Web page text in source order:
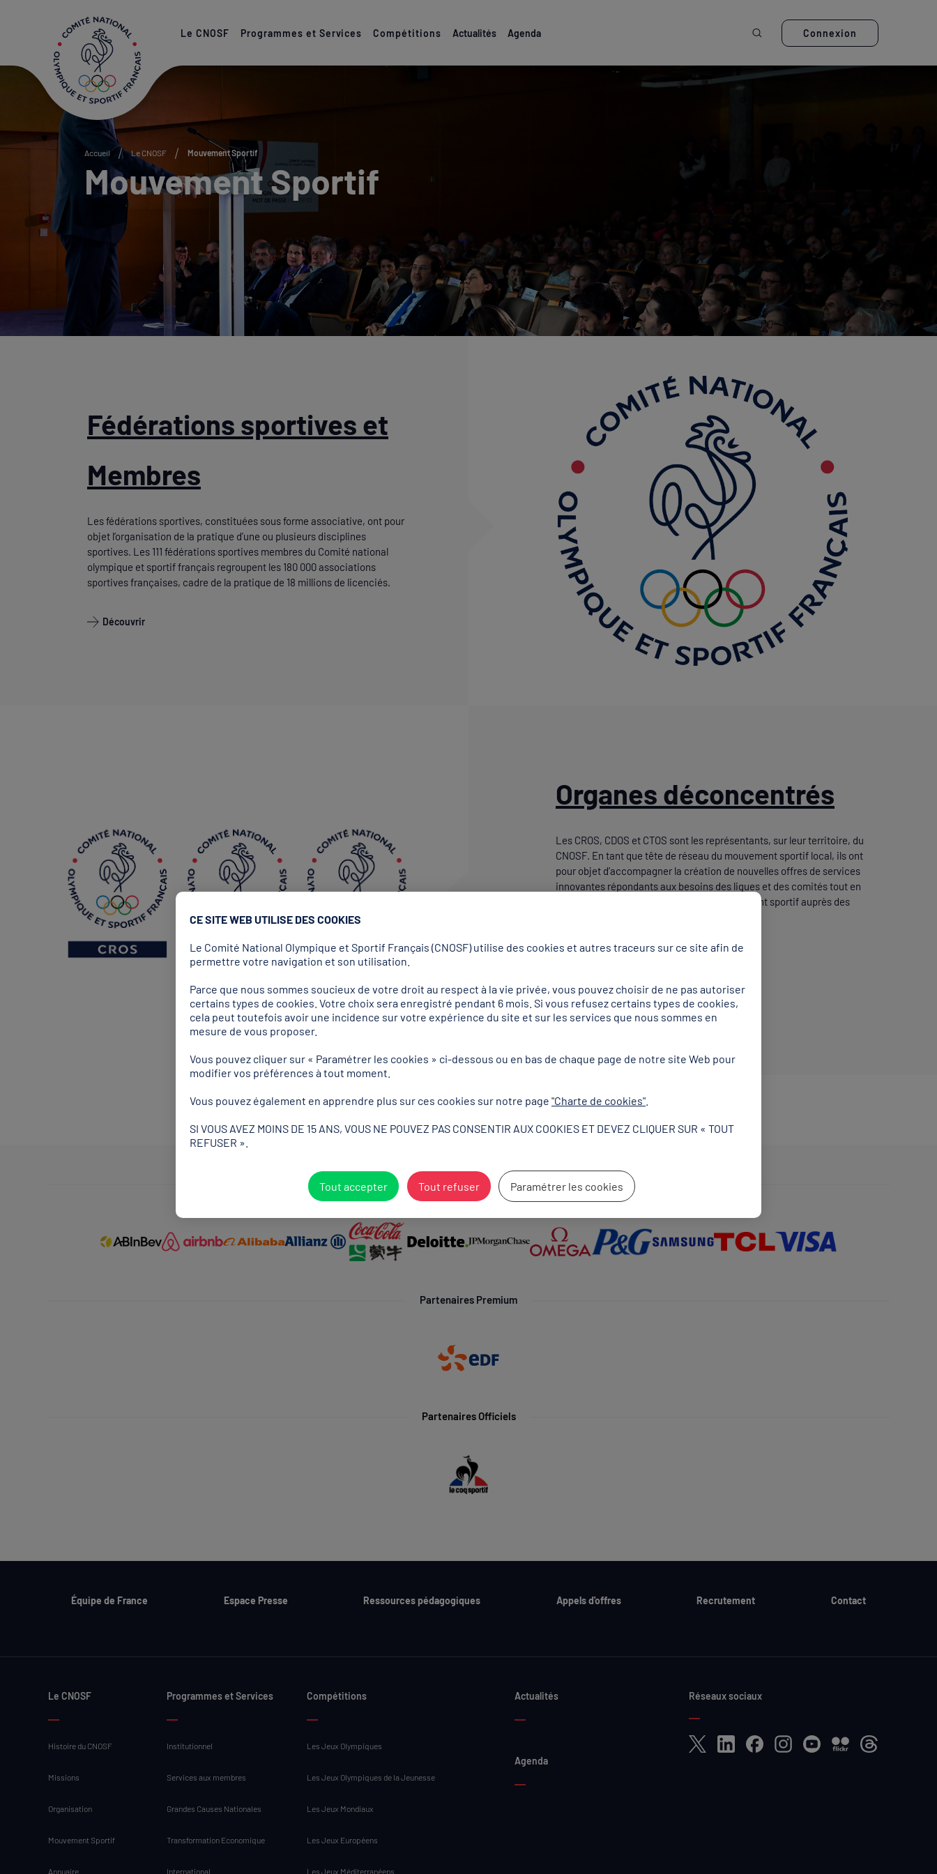
Le CNOSF Programmes et Services Compétitions Actualités Agenda Ouvrir la recherche
Connexion
Accueil Le CNOSF Mouvement Sportif
Mouvement Sportif
Fédérations sportives et
Membres
Les fédérations sportives, constituées sous forme associative, ont pour
objet l’organisation de la pratique d’une ou plusieurs disciplines
sportives. Les 111 fédérations sportives membres du Comité national
olympique et sportif français regroupent les 180 000 associations
sportives françaises, cadre de la pratique de 18 millions de licenciés.
Découvrir
Organes déconcentrés
Les CROS, CDOS et CTOS sont les représentants, sur leur territoire, du
CNOSF. En tant que tête de réseau du mouvement sportif local, ils ont
pour objet d’accompagner la création de nouvelles offres de services
innovantes répondants aux besoins des ligues et des comités tout en
renforçant le rôle et la crédibilité du mouvement sportif auprès des
Partenaires Mondiaux
Partenaires Premium
Partenaires Officiels
Équipe de France Espace Presse Ressources pédagogiques Appels d'offres Recrutement Contact
Le CNOSF
Histoire du CNOSF
Missions
Organisation
Mouvement Sportif
Annuaire
Programmes et Services
Institutionnel
Services aux membres
Grandes Causes Nationales
Transformation Economique
International
Compétitions
Les Jeux Olympiques
Les Jeux Olympiques de la Jeunesse
Les Jeux Mondiaux
Les Jeux Européens
Les Jeux Méditerranéens
Actualités
Agenda
Réseaux sociaux
X LinkedInFacebookInstagramYouTubeFlickr Threads
CE SITE WEB UTILISE DES COOKIES
Le Comité National Olympique et Sportif Français (CNOSF) utilise des cookies et autres traceurs sur ce site afin de
permettre votre navigation et son utilisation.
Parce que nous sommes soucieux de votre droit au respect à la vie privée, vous pouvez choisir de ne pas autoriser
certains types de cookies. Votre choix sera enregistré pendant 6 mois. Si vous refusez certains types de cookies,
cela peut toutefois avoir une incidence sur votre expérience du site et sur les services que nous sommes en
mesure de vous proposer.
Vous pouvez cliquer sur « Paramétrer les cookies » ci-dessous ou en bas de chaque page de notre site Web pour
modifier vos préférences à tout moment.
Vous pouvez également en apprendre plus sur ces cookies sur notre page "Charte de cookies"
SI VOUS AVEZ MOINS DE 15 ANS, VOUS NE POUVEZ PAS CONSENTIR AUX COOKIES ET DEVEZ CLIQUER SUR « TOUT
REFUSER ».
Tout accepter Tout refuser Paramétrer les cookies